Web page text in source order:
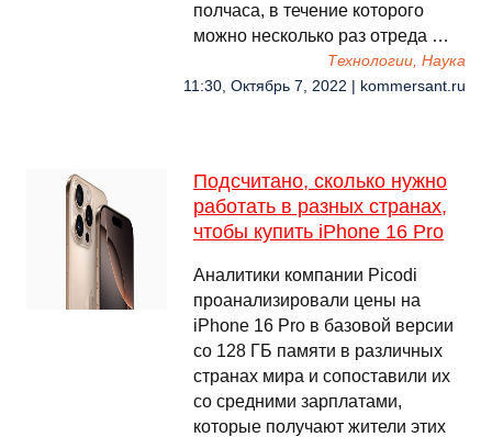
полчаса, в течение которого
можно несколько раз отреда …
Технологии, Наука
11:30, Октябрь 7, 2022 | kommersant.ru
Подсчитано, сколько нужно
работать в разных странах,
чтобы купить iPhone 16 Pro
Аналитики компании Picodi
проанализировали цены на
iPhone 16 Pro в базовой версии
со 128 ГБ памяти в различных
странах мира и сопоставили их
со средними зарплатами,
которые получают жители этих